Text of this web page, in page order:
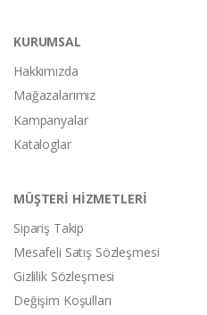
KURUMSAL
Hakkımızda
Mağazalarımız
Kampanyalar
Kataloglar
MÜŞTERİ HİZMETLERİ
Sipariş Takip
Mesafeli Satış Sözleşmesi
Gizlilik Sözleşmesi
Değişim Koşulları